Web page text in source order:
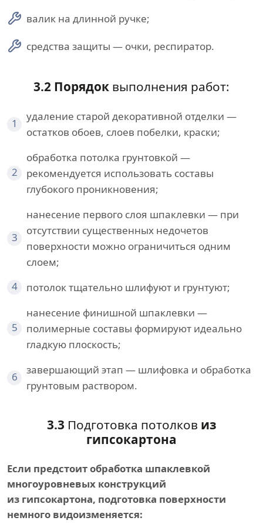
валик на длинной ручке;
средства защиты — очки, респиратор.
3.2 Порядок выполнения работ:
1
удаление старой декоративной отделки —
остатков обоев, слоев побелки, краски;
2
обработка потолка грунтовкой —
рекомендуется использовать составы
глубокого проникновения;
3
нанесение первого слоя шпаклевки — при
отсутствии существенных недочетов
поверхности можно ограничиться одним
слоем;
4
потолок тщательно шлифуют и грунтуют;
5
нанесение финишной шпаклевки —
полимерные составы формируют идеально
гладкую плоскость;
6
завершающий этап — шлифовка и обработка
грунтовым раствором.
3.3 Подготовка потолков из
гипсокартона
Если предстоит обработка шпаклевкой
многоуровневых конструкций
из гипсокартона, подготовка поверхности
немного видоизменяется: